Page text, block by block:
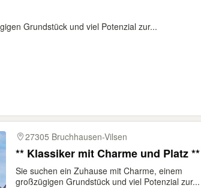
Grundstück und viel Potenzial zur...
27305 Bruchhausen-Vilsen
** Klassiker mit Charme und Platz **
Sie suchen ein Zuhause mit Charme, einem
großzügigen Grundstück und viel Potenzial zur...